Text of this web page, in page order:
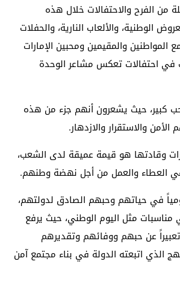
من الفرح والاحتفالات خلال هذه
الوطنية، والألعاب النارية، والحفلات
المواطنين والمقيمين ومحبين الإمارات
في احتفالات تعكس مشاعر الوحدة
كبير، حيث يشعرون أنهم جزء من هذه
والاستقرار والازدهار.
وقادتها هو قيمة عميقة لدى الشعب،
العطاء والعمل من أجل نهضة وطنهم.
في حياتهم وحبهم الصادق لدولتهم،
مثل اليوم الوطني، حيث يرفع
تعبيراً عن حبهم ووفائهم وتقديرهم
الذي اتبعته الدولة في بناء مجتمع آمن